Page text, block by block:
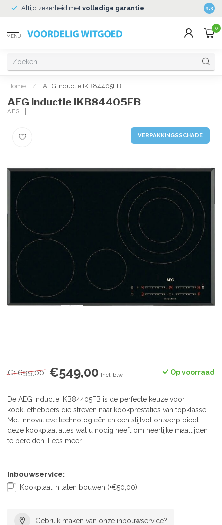
Altijd zekerheid met volledige garantie 9.3
MENU
0
Home / AEG inductie IKB84405FB
AEG inductie IKB84405FB
AEG
VERPAKKINGSSCHADE
€1.699,00 €549,00 Incl. btw Op voorraad
De AEG inductie IKB84405FB is de perfecte keuze voor
kookliefhebbers die streven naar kookprestaties van topklasse.
Met innovatieve technologieën en een stijlvol ontwerp biedt
deze kookplaat alles wat u nodig heeft om heerlijke maaltijden
te bereiden. Lees meer.
Inbouwservice:
Kookplaat in laten bouwen (+€50,00)
Gebruik maken van onze inbouwservice?